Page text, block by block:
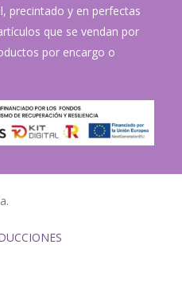
precintado y en perfectas
que se vendan por
por encargo o